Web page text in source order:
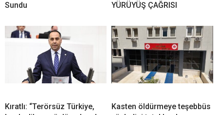
Sundu
YÜRÜYÜŞ ÇAĞRISI
Kıratlı: “Terörsüz Türkiye,
Kasten öldürmeye teşebbüs